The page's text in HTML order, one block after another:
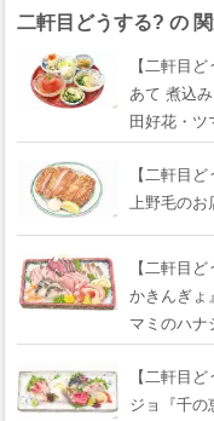
二軒目どうする? の
【二軒目
あて 煮込
田好花・ツ
【二軒目
上野毛の
【二軒目
かきんぎょ
マミのハナ
【二軒目
ジョ『千の